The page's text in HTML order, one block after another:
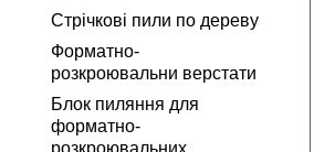
Стрічкові пили по дереву
Форматно-
розкроювальни верстати
Блок пиляння для
форматно-
розкроювальних